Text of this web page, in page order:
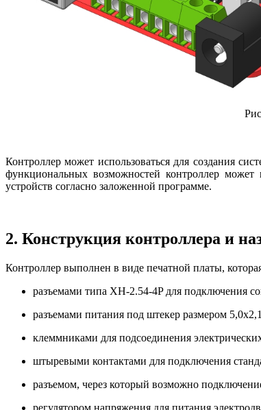
Контроллер может использоваться для создания
функциональных возможностей контроллер
устройств согласно заложенной программе.
2. Конструкция контроллера и
Контроллер выполнен в виде печатной платы,
разъемами типа XH-2.54-4P для подключения
разъемами питания под штекер размером
клеммниками для подсоединения
штыревыми контактами для подключения
разъемом, через который возможно
регулятором напряжения для питания